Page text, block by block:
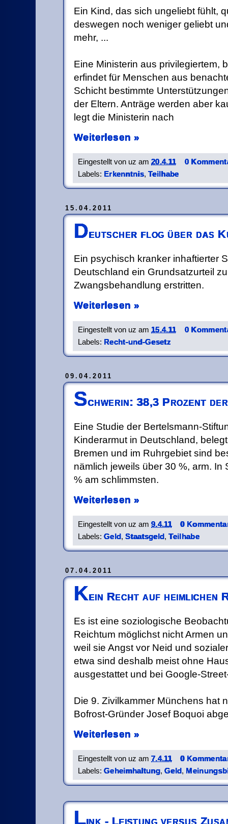
Ein Kind, das sich ungeliebt fühlt,
deswegen noch weniger geliebt
mehr, ...
Eine Ministerin aus privilegiertem,
erfindet für Menschen aus
Schicht bestimmte
der Eltern. Anträge werden aber
legt die Ministerin nach
Weiterlesen »
Eingestellt von uz am 20.4.11
0
Labels: Erkenntnis,Teilhabe
15.04.2011
Deutscher flog über das
Ein psychisch kranker inhaftierter
Deutschland ein Grundsatzurteil
Zwangsbehandlung erstritten.
Weiterlesen »
Eingestellt von uz am 15.4.11
0
Labels: Recht-und-Gesetz
09.04.2011
Schwerin: 38,3 Prozent
Eine Studie der Bertelsmann-
Kinderarmut in Deutschland,
Bremen und im Ruhrgebiet sind
nämlich jeweils über 30 %, arm. In
% am schlimmsten.
Weiterlesen »
Eingestellt von uz am 9.4.11
0
Labels: Geld,Staatsgeld,Teilhabe
07.04.2011
Kein Recht auf heimlichen
Es ist eine soziologische
Reichtum möglichst nicht Armen
weil sie Angst vor Neid und
etwa sind deshalb meist ohne
ausgestattet und bei Google-
Die 9. Zivilkammer Münchens hat
Bofrost-Gründer Josef Boquoi
Weiterlesen »
Eingestellt von uz am 7.4.11
0
Labels: Geheimhaltung,Geld,
Link - Leistung versus